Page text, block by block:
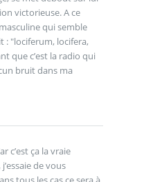
victorieuse. A ce
qui semble
: "lociferum, locifera,
que c’est la radio qui
bruit dans ma
c’est ça la vraie
de vous